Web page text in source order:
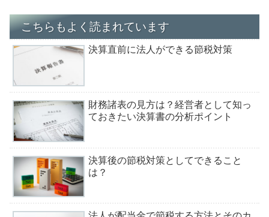
こちらもよく読まれています
決算直前に法人ができる節税対策
財務諸表の見方は？経営者として知っ
ておきたい決算書の分析ポイント
決算後の節税対策としてできること
は？